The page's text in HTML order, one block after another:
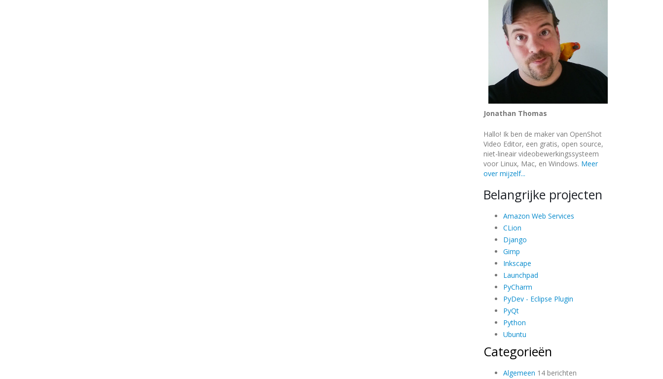
Jonathan Thomas
Hallo! Ik ben de maker van OpenShot
Video Editor, een gratis, open source,
niet-lineair videobewerkingssysteem
voor Linux, Mac, en Windows. Meer
over mijzelf...
Belangrijke projecten
Amazon Web Services
CLion
Django
Gimp
Inkscape
Launchpad
PyCharm
PyDev - Eclipse Plugin
PyQt
Python
Ubuntu
Categorieën
Algemeen 14 berichten